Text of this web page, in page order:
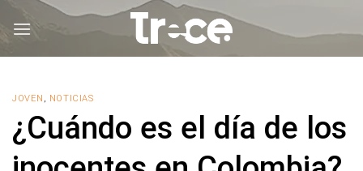
JOVEN , NOTICIAS
¿Cuándo es el día de los